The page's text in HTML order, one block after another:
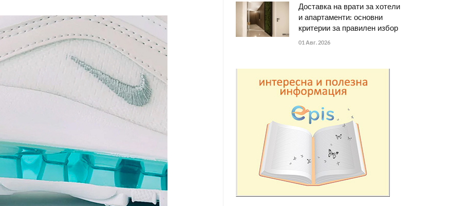
Доставка на врати за хотели
и апартаменти: основни
критерии за правилен избор
01 Авг. 2026